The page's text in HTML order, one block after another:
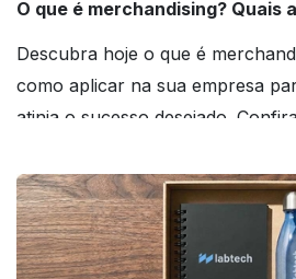
O que é merchandising? Quais
Descubra hoje o que é
como aplicar na sua empresa
atinja o sucesso desejado.